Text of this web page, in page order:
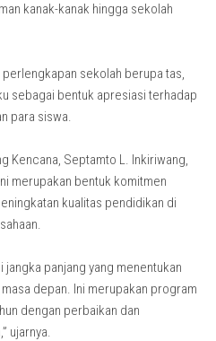
kanak-kanak hingga sekolah
sekolah berupa tas,
sebagai bentuk apresiasi terhadap
para siswa.
Kencana, Septamto L. Inkiriwang,
merupakan bentuk komitmen
kualitas pendidikan di
panjang yang menentukan
depan. Ini merupakan program
dengan perbaikan dan
ujarnya.